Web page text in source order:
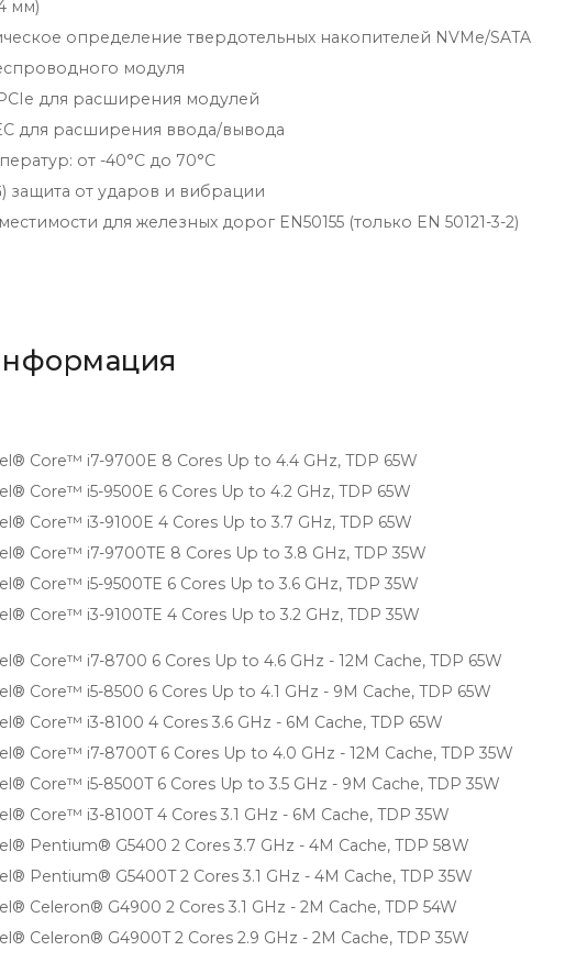
мм)
определение твердотельных накопителей NVMe/SATA
модуля
для расширения модулей
для расширения ввода/вывода
от -40°C до 70°C
защита от ударов и вибрации
для железных дорог EN50155 (только EN 50121-3-2)
Core™ i7-9700E 8 Cores Up to 4.4 GHz, TDP 65W
Core™ i5-9500E 6 Cores Up to 4.2 GHz, TDP 65W
Core™ i3-9100E 4 Cores Up to 3.7 GHz, TDP 65W
Core™ i7-9700TE 8 Cores Up to 3.8 GHz, TDP 35W
Core™ i5-9500TE 6 Cores Up to 3.6 GHz, TDP 35W
Core™ i3-9100TE 4 Cores Up to 3.2 GHz, TDP 35W
Core™ i7-8700 6 Cores Up to 4.6 GHz - 12M Cache, TDP 65W
Core™ i5-8500 6 Cores Up to 4.1 GHz - 9M Cache, TDP 65W
Core™ i3-8100 4 Cores 3.6 GHz - 6M Cache, TDP 65W
Core™ i7-8700T 6 Cores Up to 4.0 GHz - 12M Cache, TDP 35W
Core™ i5-8500T 6 Cores Up to 3.5 GHz - 9M Cache, TDP 35W
Core™ i3-8100T 4 Cores 3.1 GHz - 6M Cache, TDP 35W
Pentium® G5400 2 Cores 3.7 GHz - 4M Cache, TDP 58W
Pentium® G5400T 2 Cores 3.1 GHz - 4M Cache, TDP 35W
Celeron® G4900 2 Cores 3.1 GHz - 2M Cache, TDP 54W
Celeron® G4900T 2 Cores 2.9 GHz - 2M Cache, TDP 35W